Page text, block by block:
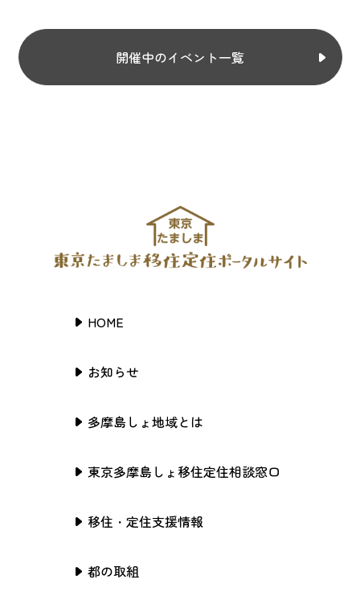
開催中のイベント一覧
HOME
お知らせ
多摩島しょ地域とは
東京多摩島しょ移住定住相談窓口
移住・定住支援情報
都の取組